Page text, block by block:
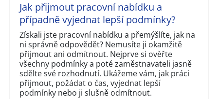
Jak přijmout pracovní nabídku a
případně vyjednat lepší podmínky?
Získali jste pracovní nabídku a přemýšlíte, jak na
ni správně odpovědět? Nemusíte ji okamžitě
přijmout ani odmítnout. Nejprve si ověřte
všechny podmínky a poté zaměstnavateli jasně
sdělte své rozhodnutí. Ukážeme vám, jak práci
přijmout, požádat o čas, vyjednat lepší
podmínky nebo ji slušně odmítnout.